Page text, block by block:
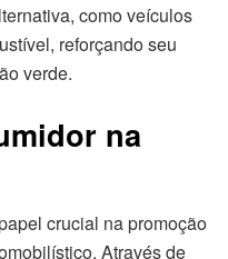
como veículos
reforçando seu
verde.
na
crucial na promoção
Através de